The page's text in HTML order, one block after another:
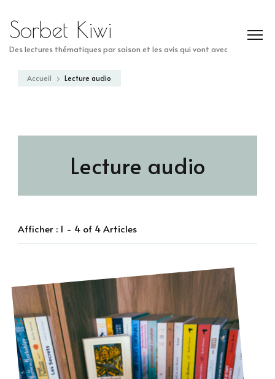
Sorbet Kiwi
Des lectures thématiques par saison et les avis qui vont avec
Accueil Lecture audio
Lecture audio
Afficher : 1 - 4 of 4 Articles